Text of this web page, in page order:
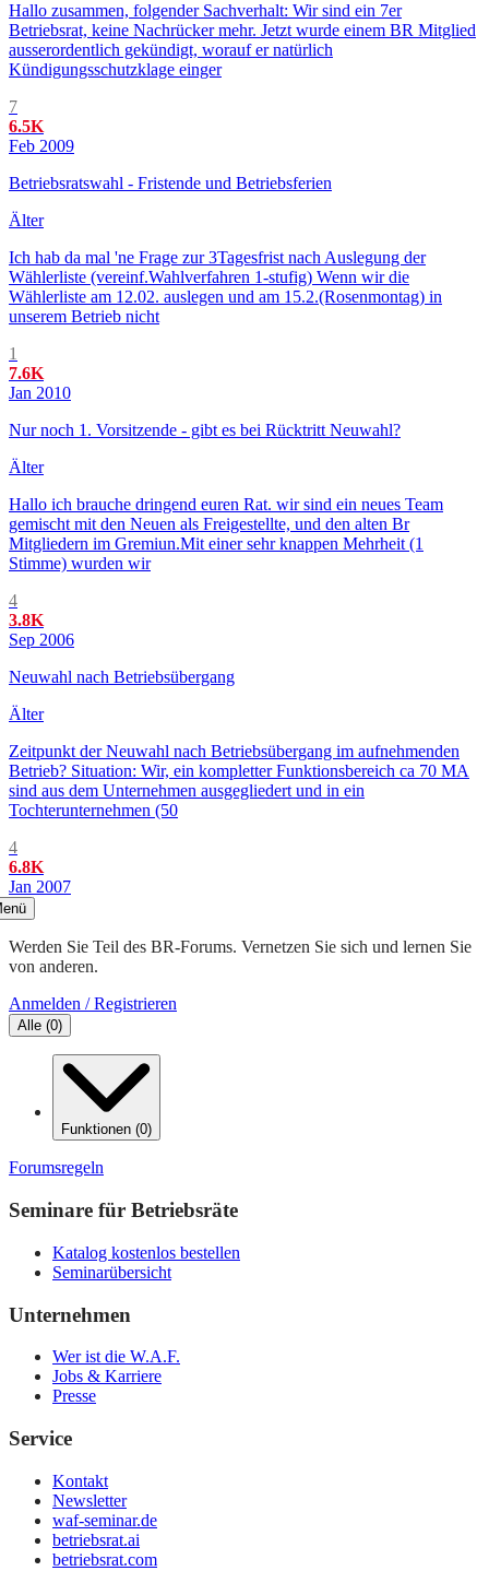
Hallo zusammen, folgender Sachverhalt: Wir sind ein 7er
Betriebsrat, keine Nachrücker mehr. Jetzt wurde einem BR Mitglied
ausserordentlich gekündigt, worauf er natürlich
Kündigungsschutzklage einger
7
6.5K
Feb 2009
Betriebsratswahl - Fristende und Betriebsferien
Älter
Ich hab da mal 'ne Frage zur 3Tagesfrist nach Auslegung der
Wählerliste (vereinf.Wahlverfahren 1-stufig) Wenn wir die
Wählerliste am 12.02. auslegen und am 15.2.(Rosenmontag) in
unserem Betrieb nicht
1
7.6K
Jan 2010
Nur noch 1. Vorsitzende - gibt es bei Rücktritt Neuwahl?
Älter
Hallo ich brauche dringend euren Rat. wir sind ein neues Team
gemischt mit den Neuen als Freigestellte, und den alten Br
Mitgliedern im Gremiun.Mit einer sehr knappen Mehrheit (1
Stimme) wurden wir
4
3.8K
Sep 2006
Neuwahl nach Betriebsübergang
Älter
Zeitpunkt der Neuwahl nach Betriebsübergang im aufnehmenden
Betrieb? Situation: Wir, ein kompletter Funktionsbereich ca 70 MA
sind aus dem Unternehmen ausgegliedert und in ein
Tochterunternehmen (50
4
6.8K
Jan 2007
Werden Sie Teil des BR-Forums. Vernetzen Sie sich und lernen Sie
von anderen.
Anmelden / Registrieren
Alle (0)
Funktionen (0)
Forumsregeln
Seminare für Betriebsräte
Katalog kostenlos bestellen
Seminarübersicht
Unternehmen
Wer ist die W.A.F.
Jobs & Karriere
Presse
Service
Kontakt
Newsletter
waf-seminar.de
betriebsrat.ai
betriebsrat.com